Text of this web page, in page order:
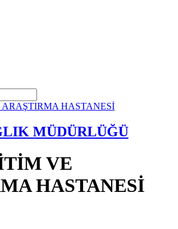
MÜDÜRLÜĞÜ
VE
HASTANESİ